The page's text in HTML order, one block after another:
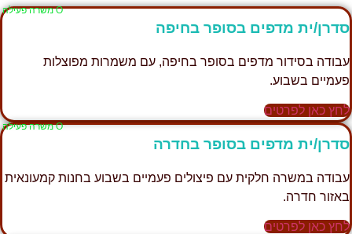
Ο משרה פעילה
סדרן/ית מדפים בסופר בחיפה
עבודה בסידור מדפים בסופר בחיפה, עם משמרות מפוצלות
פעמיים בשבוע.
לחץ כאן לפרטים
Ο משרה פעילה
סדרן/ית מדפים בסופר בחדרה
עבודה במשרה חלקית עם פיצולים פעמיים בשבוע בחנות קמעונאית
באזור חדרה.
לחץ כאן לפרטים